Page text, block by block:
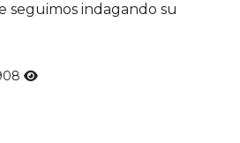
seguimos indagando su